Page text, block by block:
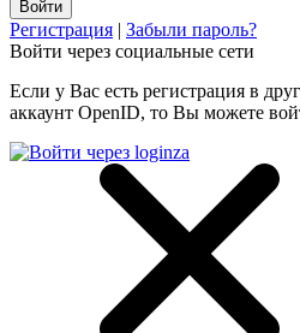
Регистрация | Забыли пароль?
Войти через социальные сети
Если у Вас есть регистрация в
аккаунт OpenID, то Вы можете